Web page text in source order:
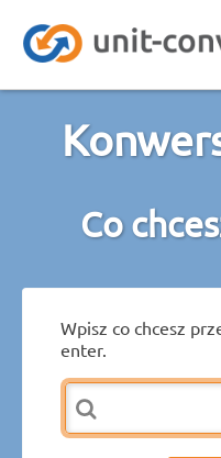
Co
Wpisz co chcesz
enter.